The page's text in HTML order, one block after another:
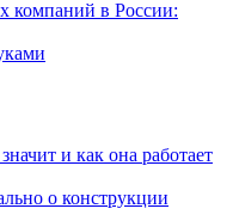
компаний в России:
и как она работает
о конструкции